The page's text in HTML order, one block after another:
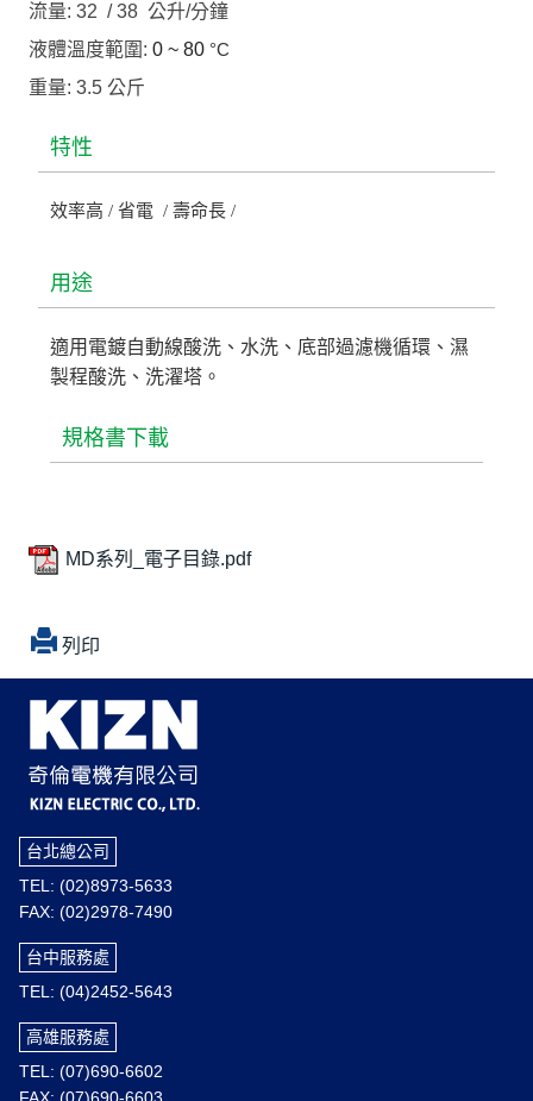
流量: 32 / 38 公升/分鐘
液體溫度範圍: 0 ~ 80 °C
重量: 3.5 公斤
特性
效率高 / 省電 / 壽命長 /
用途
適用電鍍自動線酸洗、水洗、底部過濾機循環、濕
製程酸洗、洗濯塔。
規格書下載
MD系列_電子目錄.pdf
列印
台北總公司
TEL: (02)8973-5633
FAX: (02)2978-7490
台中服務處
TEL: (04)2452-5643
高雄服務處
TEL: (07)690-6602